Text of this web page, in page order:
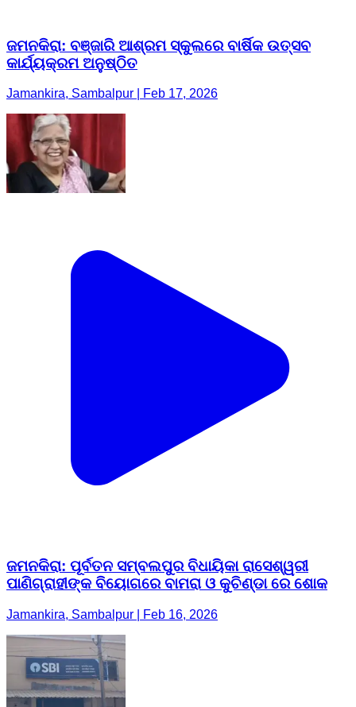
ଜମନକିରା: ବଞ୍ଜାରି ଆଶ୍ରମ ସ୍କୁଲରେ ବାର୍ଷିକ ଉତ୍ସବ
କାର୍ଯ୍ୟକ୍ରମ ଅନୁଷ୍ଠିତ
Jamankira, Sambalpur | Feb 17, 2026
ଜମନକିରା: ପୂର୍ବତନ ସମ୍ବଲପୁର ବିଧାୟିକା ରାସେଶ୍ୱରୀ
ପାଣିଗ୍ରାହୀଙ୍କ ବିୟୋଗରେ ବାମରା ଓ କୁଚିଣ୍ଡା ରେ ଶୋକ
Jamankira, Sambalpur | Feb 16, 2026